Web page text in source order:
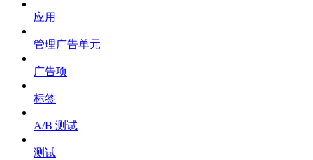
应用
管理广告单元
广告项
标签
A/B 测试
测试